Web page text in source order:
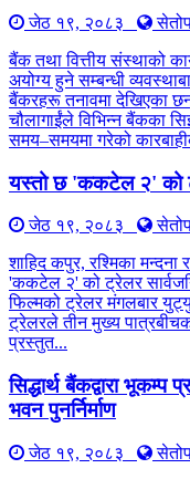
जेठ १९, २०८३
बैंक तथा वित्तीय संस्थाको
अयोग्य हुने सम्बन्धी
बैंकरहरू तनावमा देखिएका
चौलागाईंले विभिन्न बैंकका
समय–समयमा गरेको
यस्तो छ 'ककटेल २' को
जेठ १९, २०८३
शाहिद कपुर, रश्मिका
'ककटेल २' को ट्रेलर
फिल्मको ट्रेलर मंगलबार
ट्रेलरले तीन मुख्य
प्रस्तुत...
सिद्धार्थ बैंकद्वारा
भवन पुनर्निर्माण
जेठ १९, २०८३